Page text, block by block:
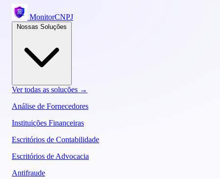
MonitorCNPJ
Ver todas as soluções →
Análise de Fornecedores
Instituições Financeiras
Escritórios de Contabilidade
Escritórios de Advocacia
Antifraude